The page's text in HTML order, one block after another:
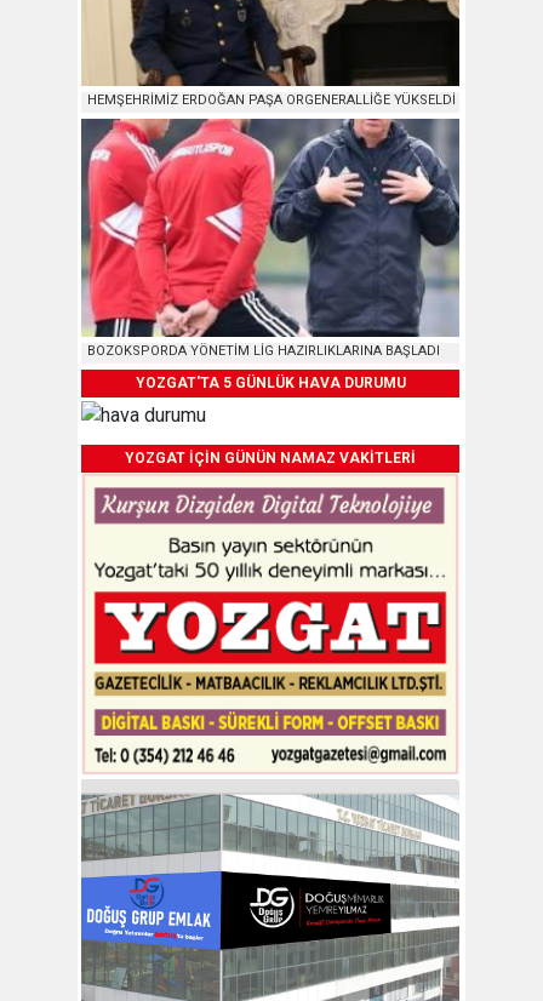
HEMŞEHRİMİZ ERDOĞAN PAŞA ORGENERALLİĞE YÜKSELDİ
BOZOKSPORDA YÖNETİM LİG HAZIRLIKLARINA BAŞLADI
YOZGAT'TA 5 GÜNLÜK HAVA DURUMU
YOZGAT İÇİN GÜNÜN NAMAZ VAKİTLERİ